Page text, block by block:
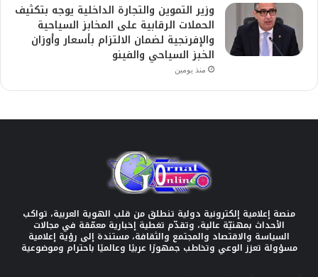
وزير التموين والتجارة الداخلية يوجه بتكثيف
الحملات الرقابية على المخابز السياحية
والإفرنجية لضمان الالتزام بأسعار وأوزان
الخبز السياحي والفينو
منذ يومين
منصة إعلامية إلكترونية دولية تنطلق من قلب الهوية العربية، تواكب
الأحداث بمهنيّة عالية، وتقدّم تغطية إخبارية معمّقة في مجالات
السياسة والاقتصاد والمجتمع والثقافة، مستندة إلى رؤية إعلامية
مسؤولة تعزز الوعي وتخاطب جمهورًا عربيًا وعالميًا باحترام وموضوعية